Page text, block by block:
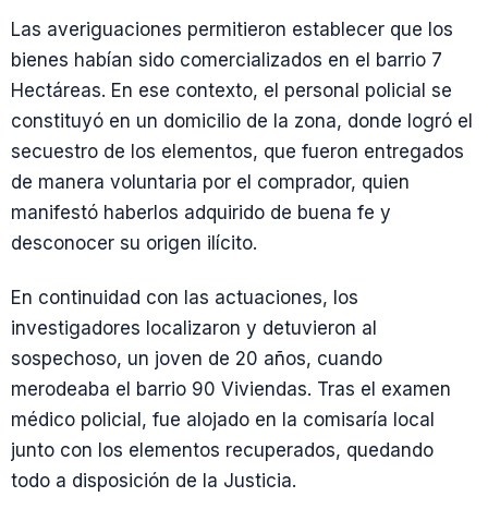
Las averiguaciones permitieron establecer que los
bienes habían sido comercializados en el barrio 7
Hectáreas. En ese contexto, el personal policial se
constituyó en un domicilio de la zona, donde logró el
secuestro de los elementos, que fueron entregados
de manera voluntaria por el comprador, quien
manifestó haberlos adquirido de buena fe y
desconocer su origen ilícito.
En continuidad con las actuaciones, los
investigadores localizaron y detuvieron al
sospechoso, un joven de 20 años, cuando
merodeaba el barrio 90 Viviendas. Tras el examen
médico policial, fue alojado en la comisaría local
junto con los elementos recuperados, quedando
todo a disposición de la Justicia.